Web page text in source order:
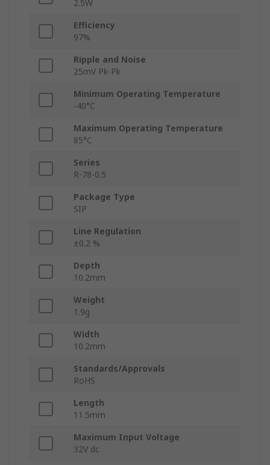
2.5W
Efficiency
97%
Ripple and Noise
25mV Pk-Pk
Minimum Operating Temperature
-40°C
Maximum Operating Temperature
85°C
Series
R-78-0.5
Package Type
SIP
Line Regulation
±0.2 %
Depth
10.2mm
Weight
1.9g
Width
10.2mm
Standards/Approvals
RoHS
Length
11.5mm
Maximum Input Voltage
32V dc